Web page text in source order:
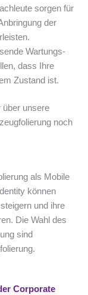
sorgen für
der
Wartungs-
dass Ihre
Zustand ist.
über unsere
noch
als Mobile
können
und ihre
Die Wahl des
sind
Corporate